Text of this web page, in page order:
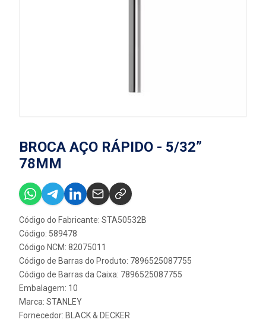
BROCA AÇO RÁPIDO - 5/32”
78MM
Código do Fabricante: STA50532B
Código: 589478
Código NCM: 82075011
Código de Barras do Produto: 7896525087755
Código de Barras da Caixa: 7896525087755
Embalagem: 10
Marca: STANLEY
Fornecedor: BLACK & DECKER